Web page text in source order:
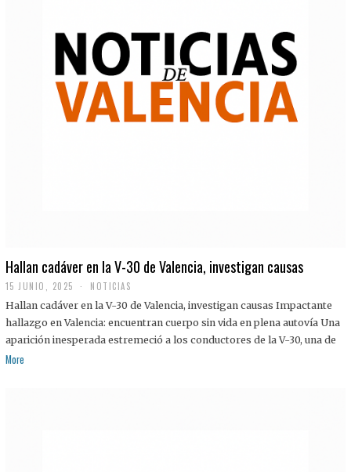
Hallan cadáver en la V-30 de Valencia, investigan causas
15 JUNIO, 2025 NOTICIAS
Hallan cadáver en la V-30 de Valencia, investigan causas Impactante
hallazgo en Valencia: encuentran cuerpo sin vida en plena autovía Una
aparición inesperada estremeció a los conductores de la V-30, una de
More